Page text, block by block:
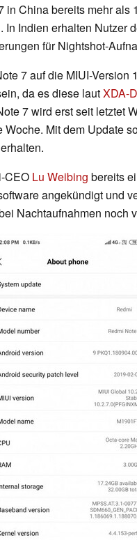
in China bereits mehr als 1
Indien erhalten Nutzer
für Nightshot-
7 auf die MIUI-Version
da es diese lautXDA-
7 wird erst seit letztet
Mit dem Update
CEO Lu Weibing bereits
angekündigt und
Nachtaufnahmen noch